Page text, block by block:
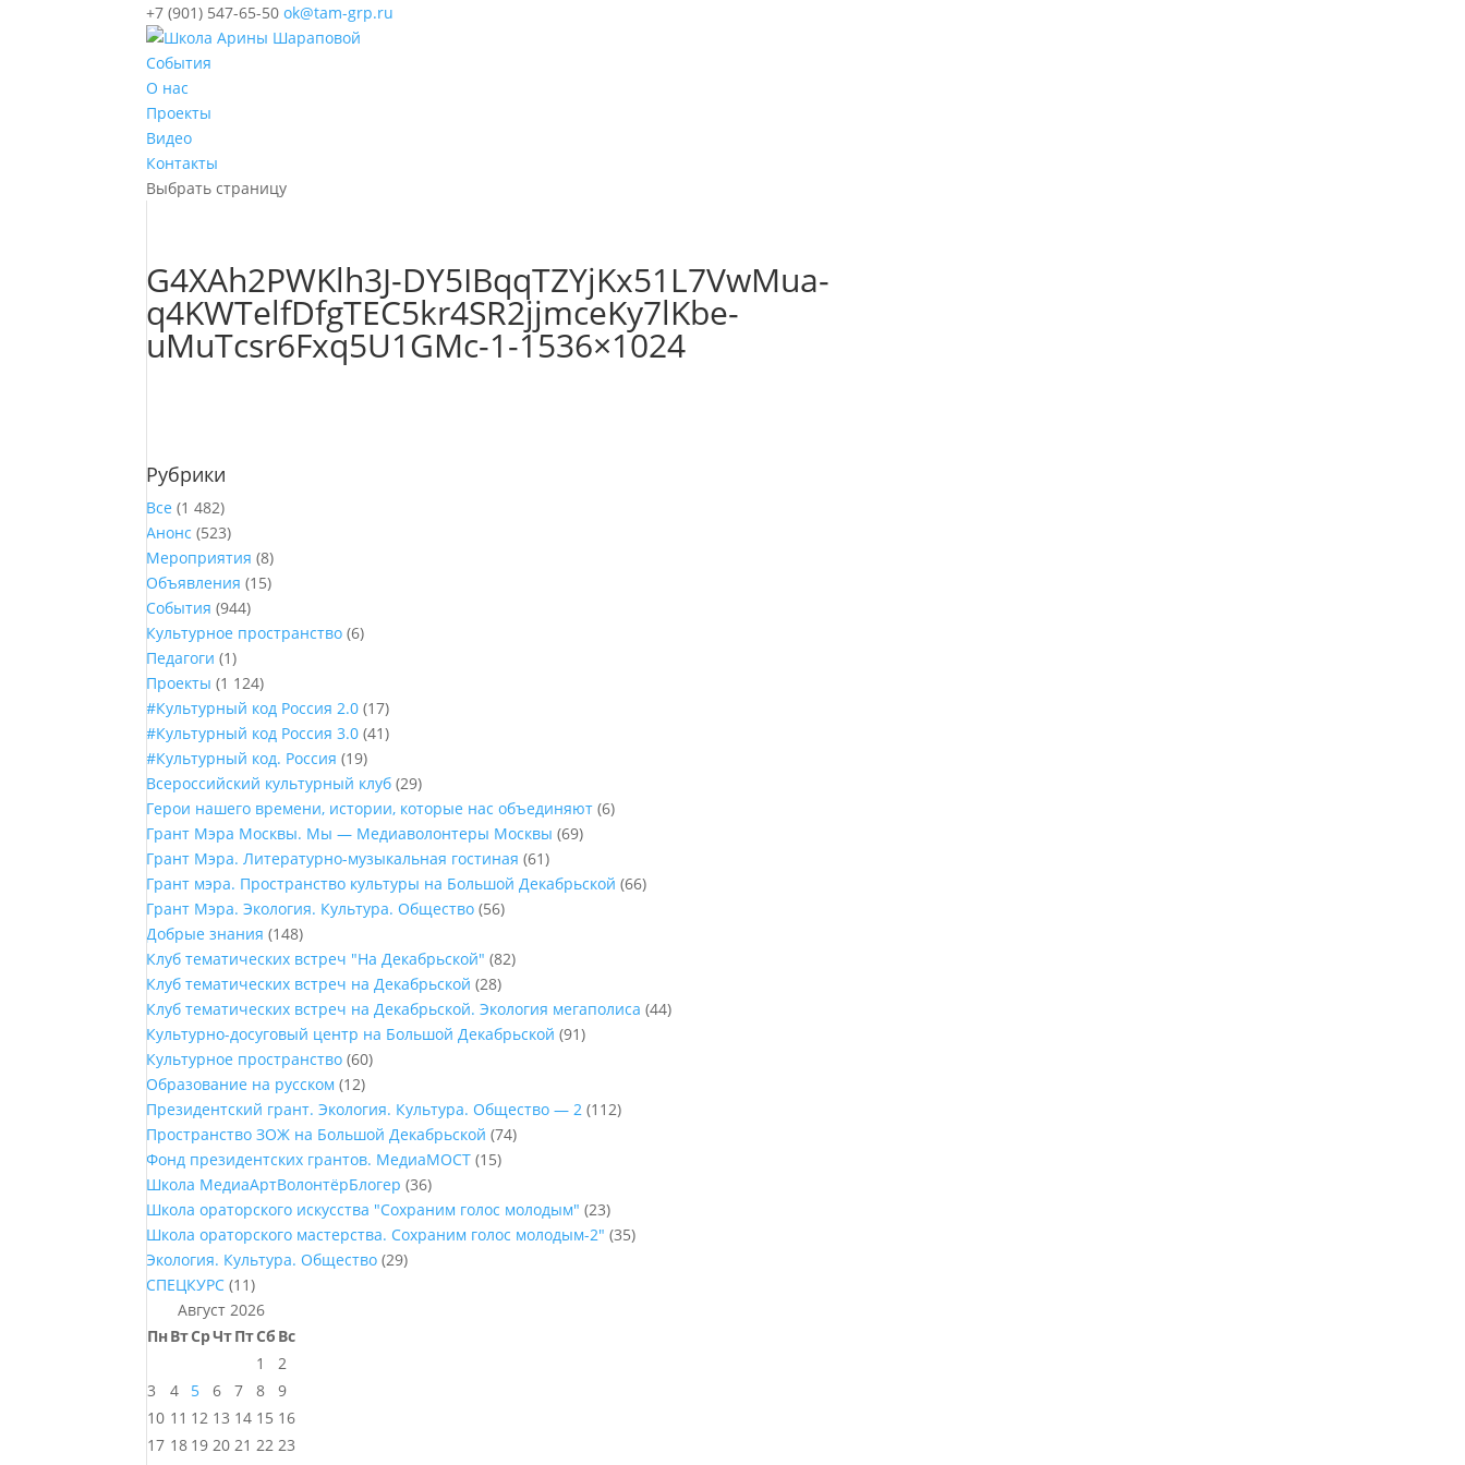
+7 (901) 547-65-50 ok@tam-grp.ru
События
О нас
Проекты
Видео
Контакты
Выбрать страницу
G4XAh2PWKlh3J-DY5IBqqTZYjKx51L7VwMua-
q4KWTelfDfgTEC5kr4SR2jjmceKy7lKbe-
uMuTcsr6Fxq5U1GMc-1-1536×1024
Рубрики
Все (1 482)
Анонс (523)
Мероприятия (8)
Объявления (15)
События (944)
Культурное пространство (6)
Педагоги (1)
Проекты (1 124)
#Культурный код Россия 2.0 (17)
#Культурный код Россия 3.0 (41)
#Культурный код. Россия (19)
Всероссийский культурный клуб (29)
Герои нашего времени, истории, которые нас объединяют (6)
Грант Мэра Москвы. Мы — Медиаволонтеры Москвы (69)
Грант Мэра. Литературно-музыкальная гостиная (61)
Грант мэра. Пространство культуры на Большой Декабрьской (66)
Грант Мэра. Экология. Культура. Общество (56)
Добрые знания (148)
Клуб тематических встреч "На Декабрьской" (82)
Клуб тематических встреч на Декабрьской (28)
Клуб тематических встреч на Декабрьской. Экология мегаполиса (44)
Культурно-досуговый центр на Большой Декабрьской (91)
Культурное пространство (60)
Образование на русском (12)
Президентский грант. Экология. Культура. Общество — 2 (112)
Пространство ЗОЖ на Большой Декабрьской (74)
Фонд президентских грантов. МедиаМОСТ (15)
Школа МедиаАртВолонтёрБлогер (36)
Школа ораторского искусства "Сохраним голос молодым" (23)
Школа ораторского мастерства. Сохраним голос молодым-2" (35)
Экология. Культура. Общество (29)
СПЕЦКУРС (11)
Август 2026
ПнВтСрЧтПтСб Вс
1
2
3
4 5 6 7 8
9
10 11 12 13 14 15 16
17 18 19 20 21 22 23